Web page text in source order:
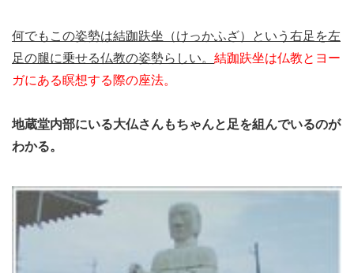
何でもこの姿勢は結跏趺坐（けっかふざ）という右足を左
足の腿に乗せる仏教の姿勢らしい。 結跏趺坐は仏教とヨー
ガにある瞑想する際の座法。
地蔵堂内部にいる大仏さんもちゃんと足を組んでいるのが
わかる。